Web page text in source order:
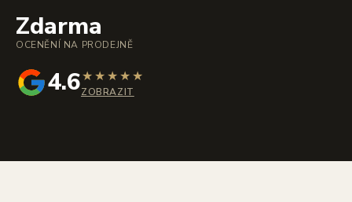
Zdarma
OCENĚNÍ NA PRODEJNĚ
4.6★★★★★
ZOBRAZIT